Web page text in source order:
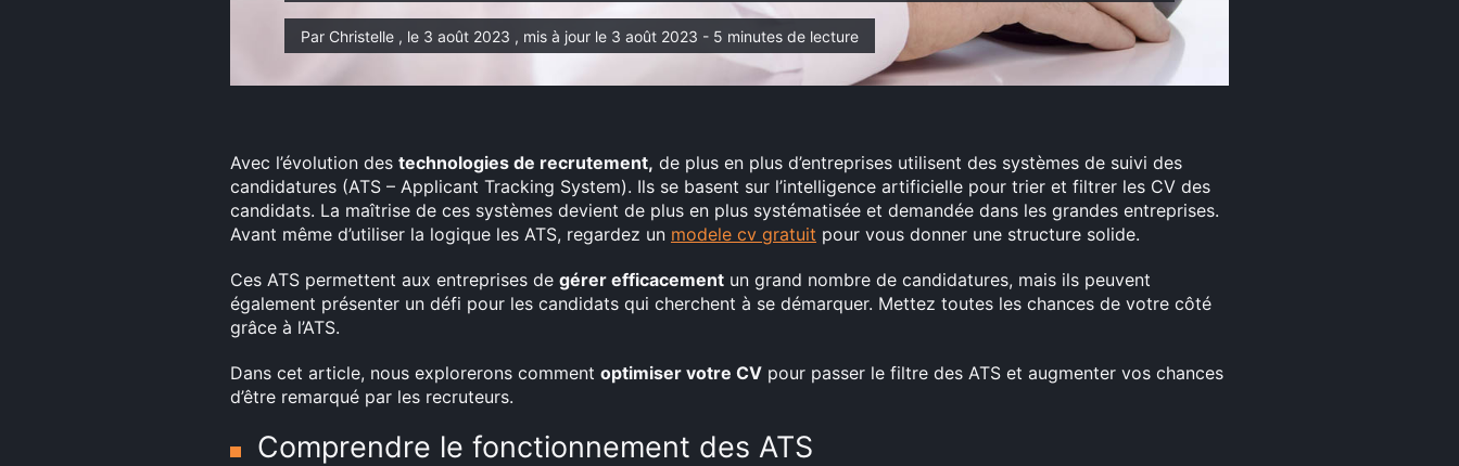
Par Christelle , le 3 août 2023 , mis à jour le 3 août 2023 - 5 minutes de lecture
Avec l’évolution des technologies de recrutement, de plus en plus d’entreprises utilisent des systèmes de suivi des
candidatures (ATS – Applicant Tracking System). Ils se basent sur l’intelligence artificielle pour trier et filtrer les CV des
candidats. La maîtrise de ces systèmes devient de plus en plus systématisée et demandée dans les grandes entreprises.
Avant même d’utiliser la logique les ATS, regardez un modele cv gratuit pour vous donner une structure solide.
Ces ATS permettent aux entreprises de gérer efficacement un grand nombre de candidatures, mais ils peuvent
également présenter un défi pour les candidats qui cherchent à se démarquer. Mettez toutes les chances de votre côté
grâce à l’ATS.
Dans cet article, nous explorerons comment optimiser votre CV pour passer le filtre des ATS et augmenter vos chances
d’être remarqué par les recruteurs.
Comprendre le fonctionnement des ATS